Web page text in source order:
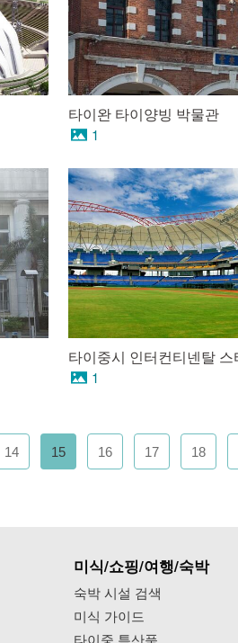
타이완 타이양빙 박물관
1
타이중시 인터컨티넨탈 스
1
14 15 16 17 18
미식/쇼핑/여행/숙박
숙박 시설 검색
미식 가이드
타이중 특산품